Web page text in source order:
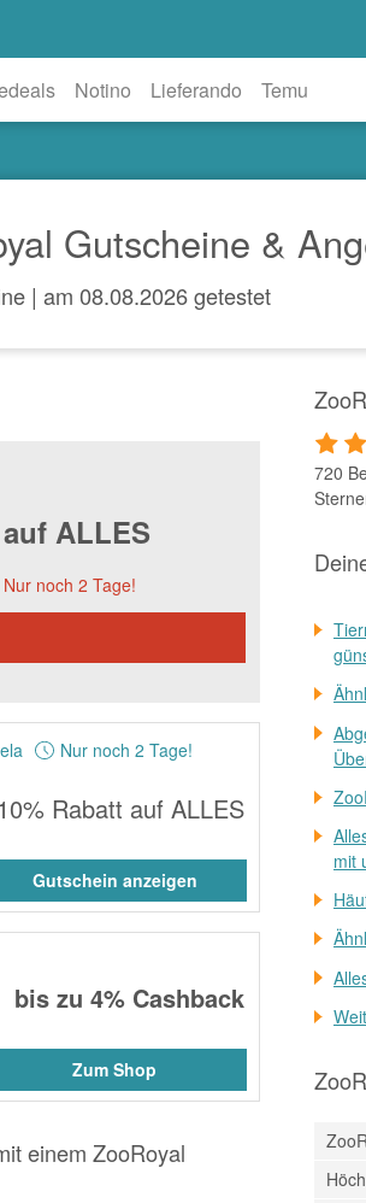
Notino Lieferando Temu
Gutscheine &
| am 08.08.2026 getestet
ALLES
Nur noch 2 Tage!
Nur noch 2 Tage!
Rabatt auf ALLES
Gutschein anzeigen
bis zu 4% Cashback
Zum Shop
einem ZooRoyal
720
mit